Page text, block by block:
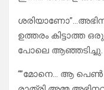
ഉത്തരം കിട്ടാത്ത
പോലെ ആഞ്ഞടിച്ചു.
“”മോനെ… ആ പെൺ